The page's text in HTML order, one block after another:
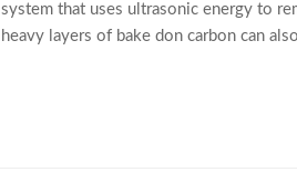
system that uses ultrasonic energy to
heavy layers of bake don carbon can